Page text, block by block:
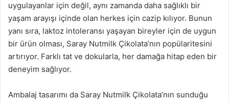
uygulayanlar için değil, aynı zamanda daha sağlıklı bir
yaşam arayışı içinde olan herkes için cazip kılıyor. Bunun
yanı sıra, laktoz intoleransı yaşayan bireyler için de uygun
bir ürün olması, Saray Nutmilk Çikolata’nın popülaritesini
artırıyor. Farklı tat ve dokularla, her damağa hitap eden bir
deneyim sağlıyor.
Ambalaj tasarımı da Saray Nutmilk Çikolata’nın sunduğu